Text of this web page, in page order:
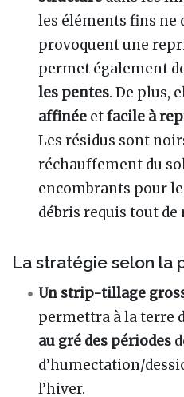
les éléments fins ne
provoquent une
permet également
les pentes. De plus,
affinée etfacile à
Les résidus sont
réchauffement du
encombrants pour
débris requis tout de
La stratégie selon la
Un strip-tillage
permettra à la terre
au gré des périodes
d’humectation/
l’hiver.